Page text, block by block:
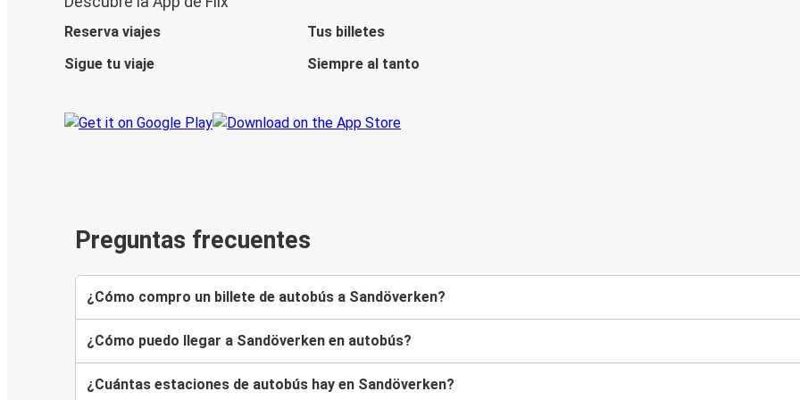
Reserva viajes
Tus billetes
Sigue tu viaje
Siempre al tanto
Preguntas frecuentes
¿Cómo compro un billete de autobús a Sandöverken?
¿Cómo puedo llegar a Sandöverken en autobús?
¿Cuántas estaciones de autobús hay en Sandöverken?